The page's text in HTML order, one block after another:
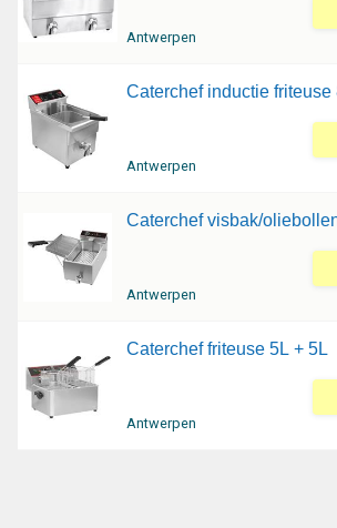
Antwerpen
Caterchef inductie friteuse
Antwerpen
Caterchef visbak/
Antwerpen
Caterchef friteuse 5L + 5L
Antwerpen